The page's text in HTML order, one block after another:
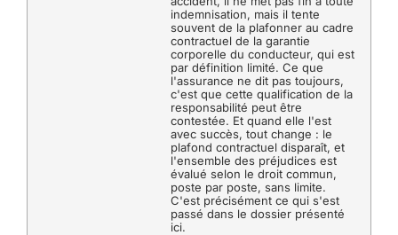
indemnisation, mais il tente
souvent de la plafonner au cadre
contractuel de la garantie
corporelle du conducteur, qui est
par définition limité. Ce que
l'assurance ne dit pas toujours,
c'est que cette qualification de la
responsabilité peut être
contestée. Et quand elle l'est
avec succès, tout change : le
plafond contractuel disparaît, et
l'ensemble des préjudices est
évalué selon le droit commun,
poste par poste, sans limite.
C'est précisément ce qui s'est
passé dans le dossier présenté
ici.